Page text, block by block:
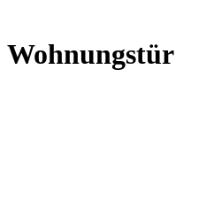
Wohnungstür